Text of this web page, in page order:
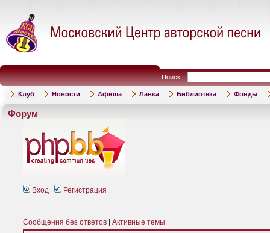
Поиск:
Клуб Новости Афиша Лавка Библиотека Фонды
Форум
Вход Регистрация
Сообщения без ответов Активные темы